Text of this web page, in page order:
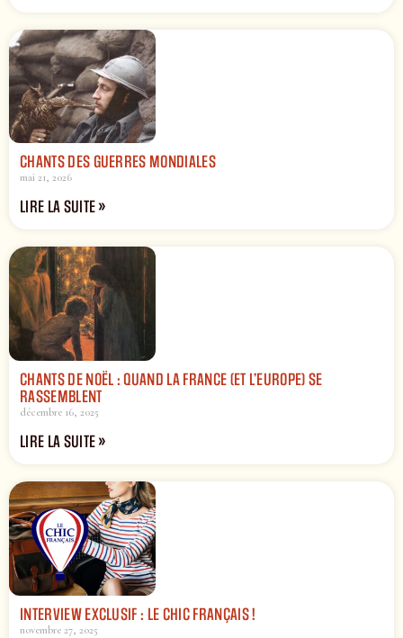
CHANTS DES GUERRES MONDIALES
mai 21, 2026
LIRE LA SUITE »
CHANTS DE NOËL : QUAND LA FRANCE (ET L’EUROPE) SE
RASSEMBLENT
décembre 16, 2025
LIRE LA SUITE »
INTERVIEW EXCLUSIF : LE CHIC FRANÇAIS !
novembre 27, 2025